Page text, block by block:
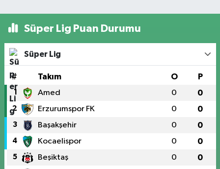
Süper Lig Puan Durumu
Süper Lig
# Takım O P
1 Amed 0 0
2 Erzurumspor FK 0 0
3 Başakşehir 0 0
4 Kocaelispor 0 0
5 Beşiktaş 0 0